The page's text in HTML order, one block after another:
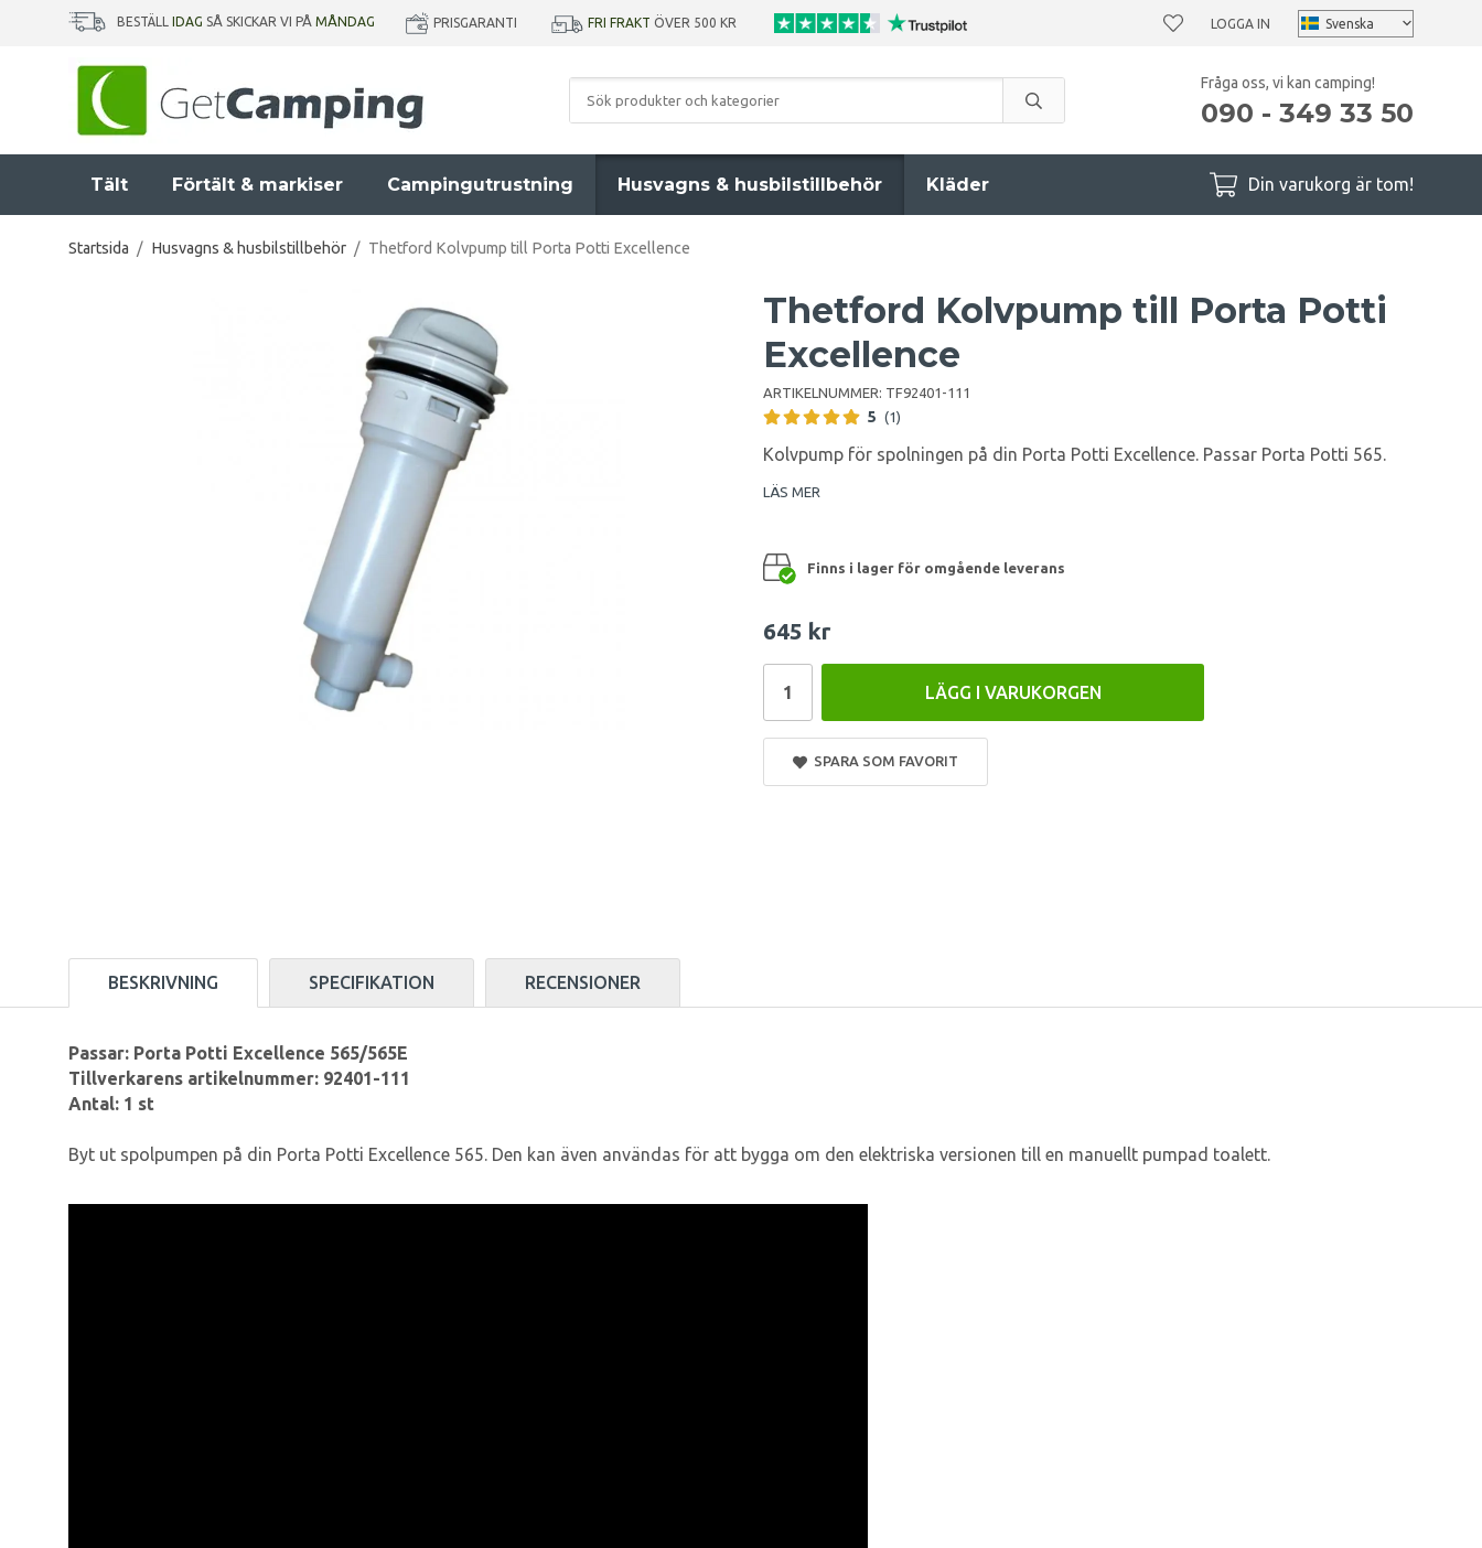
BESTÄLL IDAG SÅ SKICKAR VI PÅ MÅNDAG PRISGARANTI FRI FRAKT ÖVER 500 KR LOGGA IN
Fråga oss, vi kan camping!
090 - 349 33 50
Tält Förtält & markiser Campingutrustning Husvagns & husbilstillbehör Kläder Din varukorg är tom!
Startsida / Husvagns & husbilstillbehör / Thetford Kolvpump till Porta Potti Excellence
Thetford Kolvpump till Porta Potti
Excellence
ARTIKELNUMMER: TF92401-111
5 (1)
Kolvpump för spolningen på din Porta Potti Excellence. Passar Porta Potti 565.
LÄS MER
Finns i lager för omgående leverans
645 kr
LÄGG I VARUKORGEN
SPARA SOM FAVORIT
BESKRIVNING SPECIFIKATION RECENSIONER
Passar: Porta Potti Excellence 565/565E
Tillverkarens artikelnummer: 92401-111
Antal: 1 st
Byt ut spolpumpen på din Porta Potti Excellence 565. Den kan även användas för att bygga om den elektriska versionen till en manuellt pumpad toalett.